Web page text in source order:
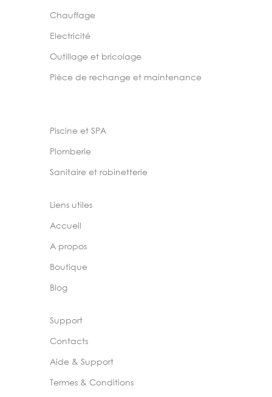
Chauffage
Electricité
Outillage et bricolage
Pièce de rechange et maintenance
Piscine et SPA
Plomberie
Sanitaire et robinetterie
Liens utiles
Accueil
A propos
Boutique
Blog
Support
Contacts
Aide & Support
Termes & Conditions